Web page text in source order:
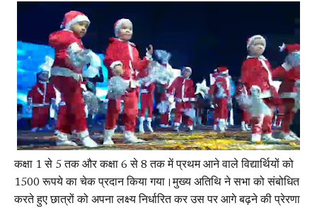
कक्षा 1 से 5 तक और कक्षा 6 से 8 तक में प्रथम आने वाले विद्यार्थियों को
1500 रूपये का चेक प्रदान किया गया।मुख्य अतिथि ने सभा को संबोधित
करते हुए छात्रों को अपना लक्ष्य निर्धारित कर उस पर आगे बढ़ने की प्रेरणा